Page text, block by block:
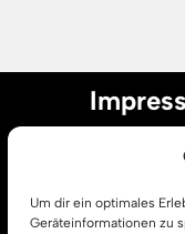
Um dir ein optimales
Geräteinformationen zu